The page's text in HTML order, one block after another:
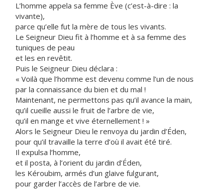
L’homme appela sa femme Ève (c’est-à-dire : la
vivante),
parce qu’elle fut la mère de tous les vivants.
Le Seigneur Dieu fit à l’homme et à sa femme des
tuniques de peau
et les en revêtit.
Puis le Seigneur Dieu déclara :
« Voilà que l’homme est devenu comme l’un de nous
par la connaissance du bien et du mal !
Maintenant, ne permettons pas qu’il avance la main,
qu’il cueille aussi le fruit de l’arbre de vie,
qu’il en mange et vive éternellement ! »
Alors le Seigneur Dieu le renvoya du jardin d’Éden,
pour qu’il travaille la terre d’où il avait été tiré.
Il expulsa l’homme,
et il posta, à l’orient du jardin d’Éden,
les Kéroubim, armés d’un glaive fulgurant,
pour garder l’accès de l’arbre de vie.